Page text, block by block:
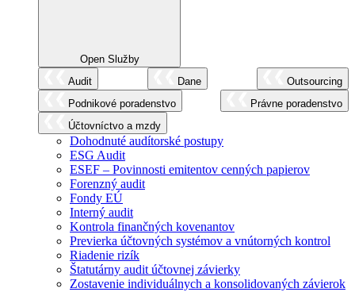
Open Služby
Audit
Dane
Outsourcing
Podnikové poradenstvo
Právne poradenstvo
Účtovníctvo a mzdy
Dohodnuté audítorské postupy
ESG Audit
ESEF – Povinnosti emitentov cenných papierov
Forenzný audit
Fondy EÚ
Interný audit
Kontrola finančných kovenantov
Previerka účtovných systémov a vnútorných kontrol
Riadenie rizík
Štatutárny audit účtovnej závierky
Zostavenie individuálnych a konsolidovaných závierok